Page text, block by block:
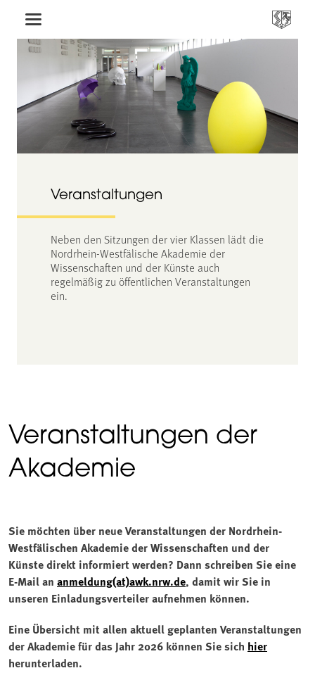
Veranstaltungen
Neben den Sitzungen der vier Klassen lädt die
Nordrhein-Westfälische Akademie der
Wissenschaften und der Künste auch
regelmäßig zu öffentlichen Veranstaltungen
ein.
Veranstaltungen der
Akademie
Sie möchten über neue Veranstaltungen der Nordrhein-
Westfälischen Akademie der Wissenschaften und der
Künste direkt informiert werden? Dann schreiben Sie eine
E-Mail an anmeldung(at)awk.nrw.de, damit wir Sie in
unseren Einladungsverteiler aufnehmen können.
Eine Übersicht mit allen aktuell geplanten Veranstaltungen
der Akademie für das Jahr 2026 können Sie sich hier
herunterladen.